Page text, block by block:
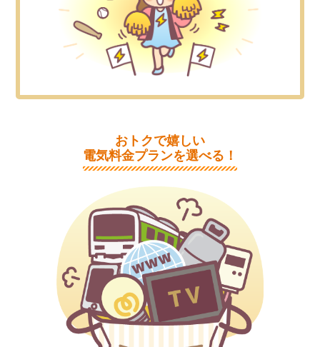
おトクで嬉しい
電気料金プランを選べる！